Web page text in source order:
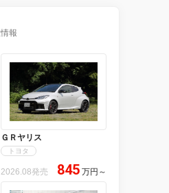
報
ＧＲヤリス
トヨタ
2026.08発売 845 万円 ～